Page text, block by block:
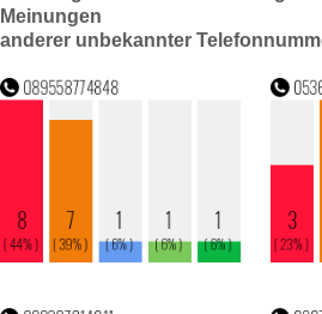
Meinungen
anderer unbekannter